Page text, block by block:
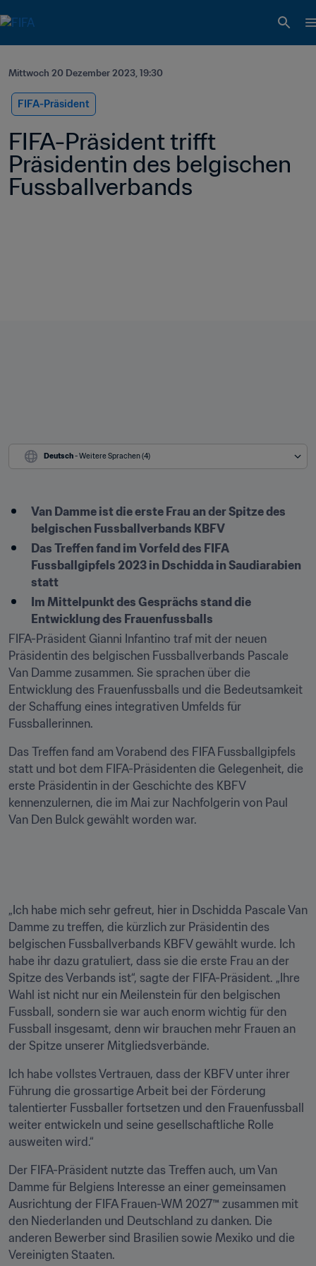
Mittwoch 20 Dezember 2023, 19:30
FIFA-Präsident
FIFA-Präsident trifft
Präsidentin des belgischen
Fussballverbands
Deutsch - Weitere Sprachen (4)
Van Damme ist die erste Frau an der Spitze des
belgischen Fussballverbands KBFV
Das Treffen fand im Vorfeld des FIFA
Fussballgipfels 2023 in Dschidda in Saudiarabien
statt
Im Mittelpunkt des Gesprächs stand die
Entwicklung des Frauenfussballs
FIFA-Präsident Gianni Infantino traf mit der neuen
Präsidentin des belgischen Fussballverbands Pascale
Van Damme zusammen. Sie sprachen über die
Entwicklung des Frauenfussballs und die Bedeutsamkeit
der Schaffung eines integrativen Umfelds für
Fussballerinnen.
Das Treffen fand am Vorabend des FIFA Fussballgipfels
statt und bot dem FIFA-Präsidenten die Gelegenheit, die
erste Präsidentin in der Geschichte des KBFV
kennenzulernen, die im Mai zur Nachfolgerin von Paul
Van Den Bulck gewählt worden war.
„Ich habe mich sehr gefreut, hier in Dschidda Pascale Van
Damme zu treffen, die kürzlich zur Präsidentin des
belgischen Fussballverbands KBFV gewählt wurde. Ich
habe ihr dazu gratuliert, dass sie die erste Frau an der
Spitze des Verbands ist“, sagte der FIFA-Präsident. „Ihre
Wahl ist nicht nur ein Meilenstein für den belgischen
Fussball, sondern sie war auch enorm wichtig für den
Fussball insgesamt, denn wir brauchen mehr Frauen an
der Spitze unserer Mitgliedsverbände.
Ich habe vollstes Vertrauen, dass der KBFV unter ihrer
Führung die grossartige Arbeit bei der Förderung
talentierter Fussballer fortsetzen und den Frauenfussball
weiter entwickeln und seine gesellschaftliche Rolle
ausweiten wird.“
Der FIFA-Präsident nutzte das Treffen auch, um Van
Damme für Belgiens Interesse an einer gemeinsamen
Ausrichtung der FIFA Frauen-WM 2027™ zusammen mit
den Niederlanden und Deutschland zu danken. Die
anderen Bewerber sind Brasilien sowie Mexiko und die
Vereinigten Staaten.